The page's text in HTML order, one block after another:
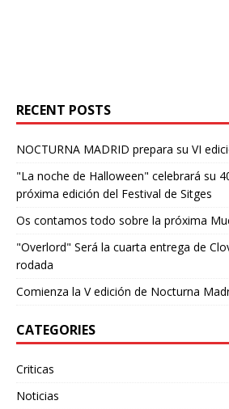
RECENT POSTS
NOCTURNA MADRID prepara su VI
"La noche de Halloween" celebrará su
próxima edición del Festival de Sitges
Os contamos todo sobre la próxima
"Overlord" Será la cuarta entrega de
rodada
Comienza la V edición de Nocturna
CATEGORIES
Criticas
Noticias